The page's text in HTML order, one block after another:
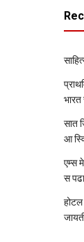
सात
आ
एम्स
स